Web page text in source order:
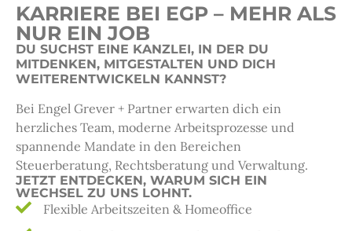
KARRIERE BEI EGP – MEHR ALS
NUR EIN JOB
DU SUCHST EINE KANZLEI, IN DER DU
MITDENKEN, MITGESTALTEN UND DICH
WEITERENTWICKELN KANNST?
Bei Engel Grever + Partner erwarten dich ein
herzliches Team, moderne Arbeitsprozesse und
spannende Mandate in den Bereichen
Steuerberatung, Rechtsberatung und Verwaltung.
JETZT ENTDECKEN, WARUM SICH EIN
WECHSEL ZU UNS LOHNT.
Flexible Arbeitszeiten & Homeoffice